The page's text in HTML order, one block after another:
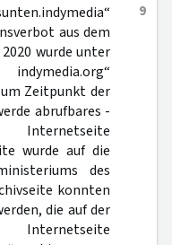
9
aus dem
wurde unter
Zeitpunkt der
abrufbares -
Internetseite
wurde auf die
des
konnten
die auf der